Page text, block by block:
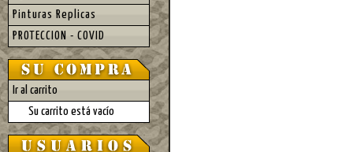
Pinturas Replicas
PROTECCION - COVID
Ir al carrito
Su carrito está vacío